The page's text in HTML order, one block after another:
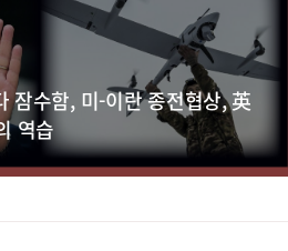
잠수함, 미-이란 종전협상, 英
역습